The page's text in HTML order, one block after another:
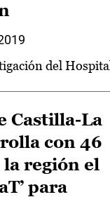
del
Castilla-La
con 46
región el
para